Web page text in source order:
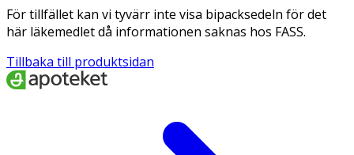
För tillfället kan vi tyvärr inte visa bipacksedeln för det
här läkemedlet då informationen saknas hos FASS.
Tillbaka till produktsidan